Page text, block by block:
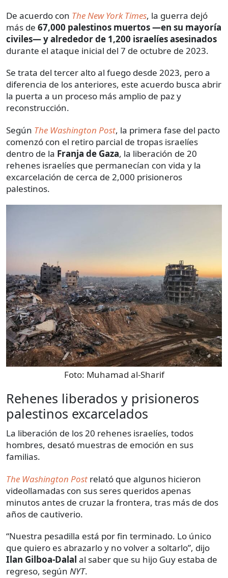
De acuerdo con The New York Times, la guerra dejó
más de 67,000 palestinos muertos —en su mayoría
civiles— y alrededor de 1,200 israelíes asesinados
durante el ataque inicial del 7 de octubre de 2023.
Se trata del tercer alto al fuego desde 2023, pero a
diferencia de los anteriores, este acuerdo busca abrir
la puerta a un proceso más amplio de paz y
reconstrucción.
Según The Washington Post, la primera fase del pacto
comenzó con el retiro parcial de tropas israelíes
dentro de la Franja de Gaza, la liberación de 20
rehenes israelíes que permanecían con vida y la
excarcelación de cerca de 2,000 prisioneros
palestinos.
Foto: Muhamad al-Sharif
Rehenes liberados y prisioneros
palestinos excarcelados
La liberación de los 20 rehenes israelíes, todos
hombres, desató muestras de emoción en sus
familias.
The Washington Post relató que algunos hicieron
videollamadas con sus seres queridos apenas
minutos antes de cruzar la frontera, tras más de dos
años de cautiverio.
“Nuestra pesadilla está por fin terminado. Lo único
que quiero es abrazarlo y no volver a soltarlo”, dijo
Ilan Gilboa-Dalal al saber que su hijo Guy estaba de
regreso, según NYT.